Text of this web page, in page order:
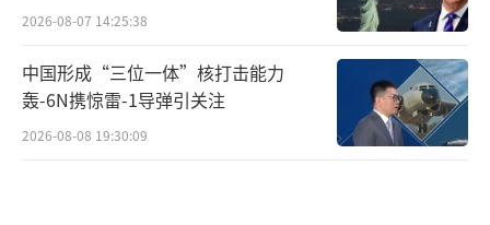
2026-08-07 14:25:38
中国形成“三位一体”核打击能力
轰-6N携惊雷-1导弹引关注
2026-08-08 19:30:09